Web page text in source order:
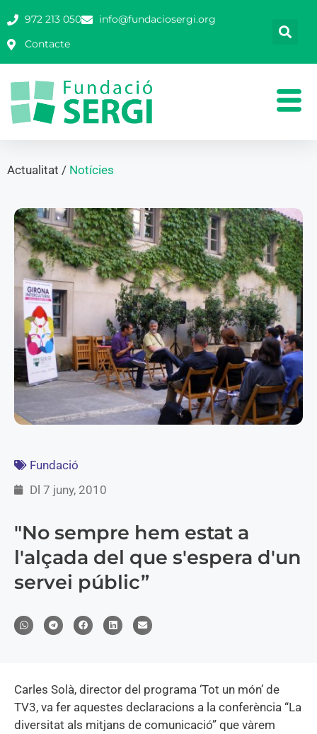
972 213 050
info@fundaciosergi.org
Contacte
Actualitat / Notícies
Fundació
Dl 7 juny, 2010
"No sempre hem estat a
l'alçada del que s'espera d'un
servei públic”
Carles Solà, director del programa ‘Tot un món’ de
TV3, va fer aquestes declaracions a la conferència “La
diversitat als mitjans de comunicació” que vàrem